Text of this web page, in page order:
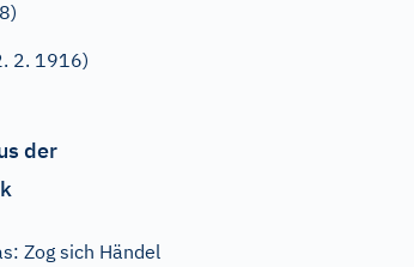
2. 1916)
der
Zog sich Händel